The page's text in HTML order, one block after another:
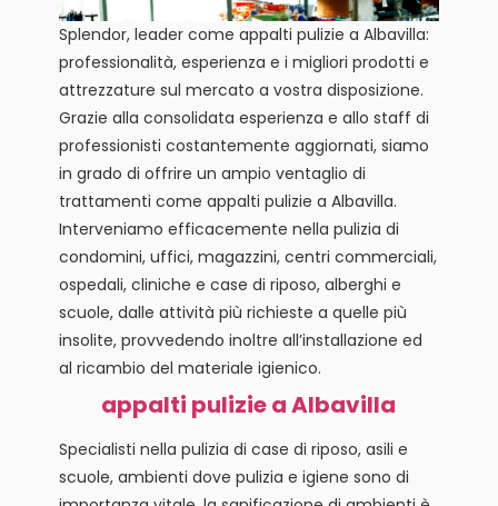
Splendor, leader come appalti pulizie a Albavilla:
professionalità, esperienza e i migliori prodotti e
attrezzature sul mercato a vostra disposizione.
Grazie alla consolidata esperienza e allo staff di
professionisti costantemente aggiornati, siamo
in grado di offrire un ampio ventaglio di
trattamenti come appalti pulizie a Albavilla.
Interveniamo efficacemente nella pulizia di
condomini, uffici, magazzini, centri commerciali,
ospedali, cliniche e case di riposo, alberghi e
scuole, dalle attività più richieste a quelle più
insolite, provvedendo inoltre all’installazione ed
al ricambio del materiale igienico.
appalti pulizie a Albavilla
Specialisti nella pulizia di case di riposo, asili e
scuole, ambienti dove pulizia e igiene sono di